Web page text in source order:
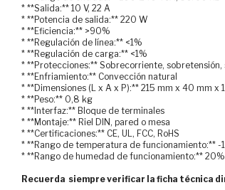
* **Salida:** 10 V, 22 A
* **Potencia de salida:** 220 W
* **Eficiencia:** >90%
* **Regulación de línea:** <1%
* **Regulación de carga:** <1%
* **Protecciones:** Sobrecorriente,
* **Enfriamiento:** Convección natural
* **Dimensiones (L x A x P):** 215 mm x 40 mm x
* **Peso:** 0,8 kg
* **Interfaz:** Bloque de terminales
* **Montaje:** Riel DIN, pared o mesa
* **Certificaciones:** CE, UL, FCC, RoHS
* **Rango de temperatura de funcionamiento:** -
* **Rango de humedad de funcionamiento:**
Recuerda siempre verificar la ficha técnica